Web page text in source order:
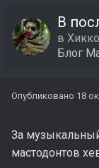
В
в
Блог
Опубликовано 18
За
мастодонтов